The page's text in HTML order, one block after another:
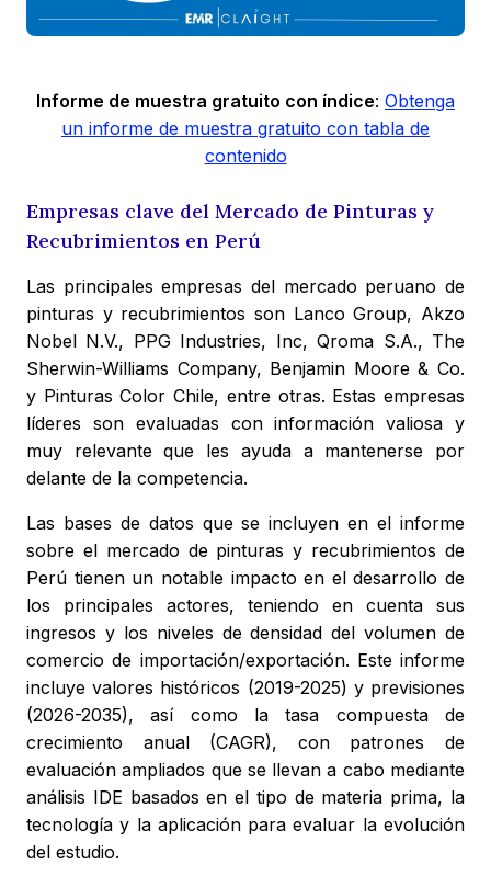
Informe de muestra gratuito con índice: Obtenga
un informe de muestra gratuito con tabla de
contenido
Empresas clave del Mercado de Pinturas y
Recubrimientos en Perú
Las principales empresas del mercado peruano de
pinturas y recubrimientos son Lanco Group, Akzo
Nobel N.V., PPG Industries, Inc, Qroma S.A., The
Sherwin-Williams Company, Benjamin Moore & Co.
y Pinturas Color Chile, entre otras. Estas empresas
líderes son evaluadas con información valiosa y
muy relevante que les ayuda a mantenerse por
delante de la competencia.
Las bases de datos que se incluyen en el informe
sobre el mercado de pinturas y recubrimientos de
Perú tienen un notable impacto en el desarrollo de
los principales actores, teniendo en cuenta sus
ingresos y los niveles de densidad del volumen de
comercio de importación/exportación. Este informe
incluye valores históricos (2019-2025) y previsiones
(2026-2035), así como la tasa compuesta de
crecimiento anual (CAGR), con patrones de
evaluación ampliados que se llevan a cabo mediante
análisis IDE basados en el tipo de materia prima, la
tecnología y la aplicación para evaluar la evolución
del estudio.